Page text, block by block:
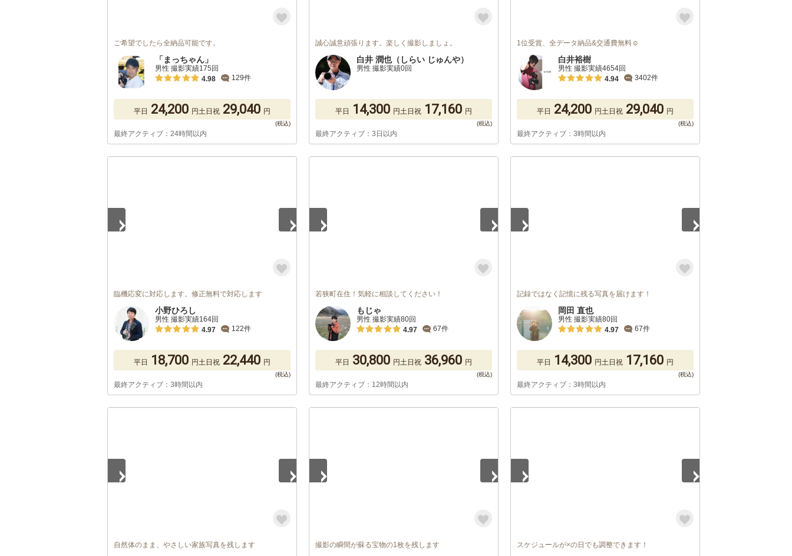
ご希望でしたら全納品可能です。
「まっちゃん」
男性 撮影実績175回
4.98
129件
平日 24,200 円土日祝 29,040 円
最終アクティブ：24時間以内
誠心誠意頑張ります。楽しく撮影しましょ。
白井 潤也（しらい じゅんや）
男性 撮影実績0回
平日 14,300 円土日祝 17,160 円
最終アクティブ：3日以内
1位受賞、全データ納品&交通費無料☺︎
白井裕樹
男性 撮影実績4654回
4.94
3402件
平日 24,200 円土日祝 29,040 円
最終アクティブ：3時間以内
臨機応変に対応します。修正無料で対応します
小野ひろし
男性 撮影実績164回
4.97
122件
平日 18,700 円土日祝 22,440 円
最終アクティブ：3時間以内
若狭町在住！気軽に相談してください！
もじゃ
男性 撮影実績80回
4.97
67件
平日 30,800 円土日祝 36,960 円
最終アクティブ：12時間以内
記録ではなく記憶に残る写真を届けます！
岡田 直也
男性 撮影実績80回
4.97
67件
平日 14,300 円土日祝 17,160 円
最終アクティブ：3時間以内
自然体のまま、やさしい家族写真を残します 撮影の瞬間が蘇る宝物の1枚を残します スケジュールが×の日でも調整できます！